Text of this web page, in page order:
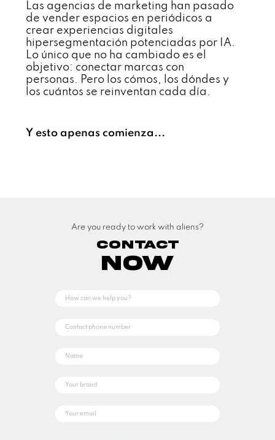
Las agencias de marketing han pasado
de vender espacios en periódicos a
crear experiencias digitales
hipersegmentación potenciadas por IA.
Lo único que no ha cambiado es el
objetivo: conectar marcas con
personas. Pero los cómos, los dóndes y
los cuántos se reinventan cada día.
Y esto apenas comienza...
Are you ready to work with aliens?
Contact
Now